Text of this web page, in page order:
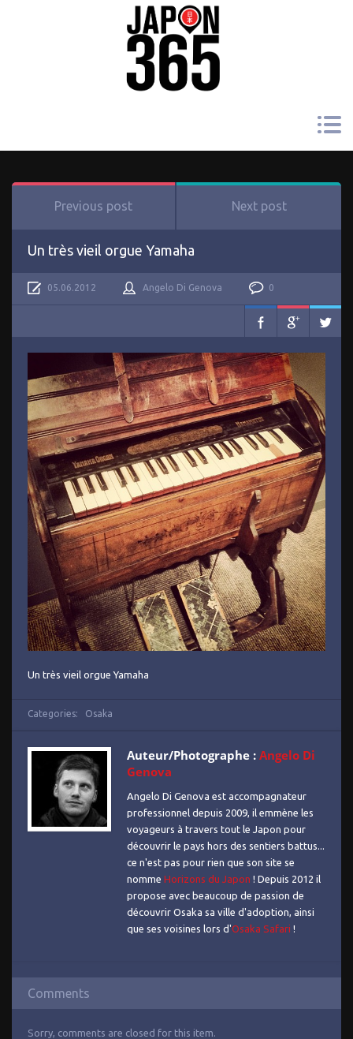
Previous post Next post
Un très vieil orgue Yamaha
05.06.2012 Angelo Di Genova 0
Un très vieil orgue Yamaha
Categories: Osaka
Auteur/Photographe : Angelo Di
Genova
Angelo Di Genova est accompagnateur
professionnel depuis 2009, il emmène les
voyageurs à travers tout le Japon pour
découvrir le pays hors des sentiers battus...
ce n'est pas pour rien que son site se
nomme Horizons du Japon ! Depuis 2012 il
propose avec beaucoup de passion de
découvrir Osaka sa ville d'adoption, ainsi
que ses voisines lors d'Osaka Safari !
Comments
Sorry, comments are closed for this item.